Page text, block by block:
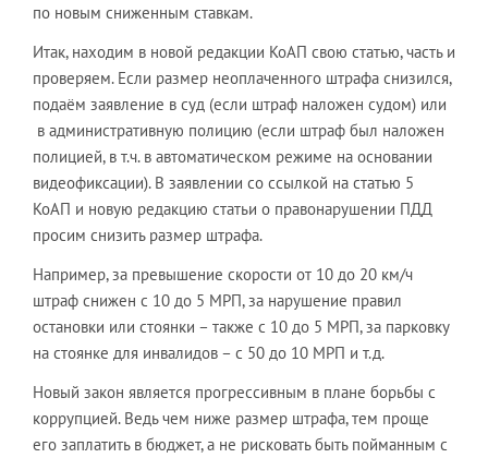
по новым сниженным ставкам.
Итак, находим в новой редакции КоАП свою статью, часть и
проверяем. Если размер неоплаченного штрафа снизился,
подаём заявление в суд (если штраф наложен судом) или
в административную полицию (если штраф был наложен
полицией, в т.ч. в автоматическом режиме на основании
видеофиксации). В заявлении со ссылкой на статью 5
КоАП и новую редакцию статьи о правонарушении ПДД
просим снизить размер штрафа.
Например, за превышение скорости от 10 до 20 км/ч
штраф снижен с 10 до 5 МРП, за нарушение правил
остановки или стоянки – также с 10 до 5 МРП, за парковку
на стоянке для инвалидов – с 50 до 10 МРП и т.д.
Новый закон является прогрессивным в плане борьбы с
коррупцией. Ведь чем ниже размер штрафа, тем проще
его заплатить в бюджет, а не рисковать быть пойманным с